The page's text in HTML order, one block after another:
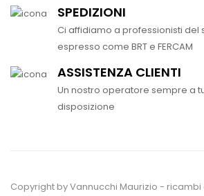
SPEDIZIONI
Ci affidiamo a professionisti del
espresso come BRT e FERCAM
ASSISTENZA CLIENTI
Un nostro operatore sempre a
disposizione
Copyright by Vannucchi Maurizio -